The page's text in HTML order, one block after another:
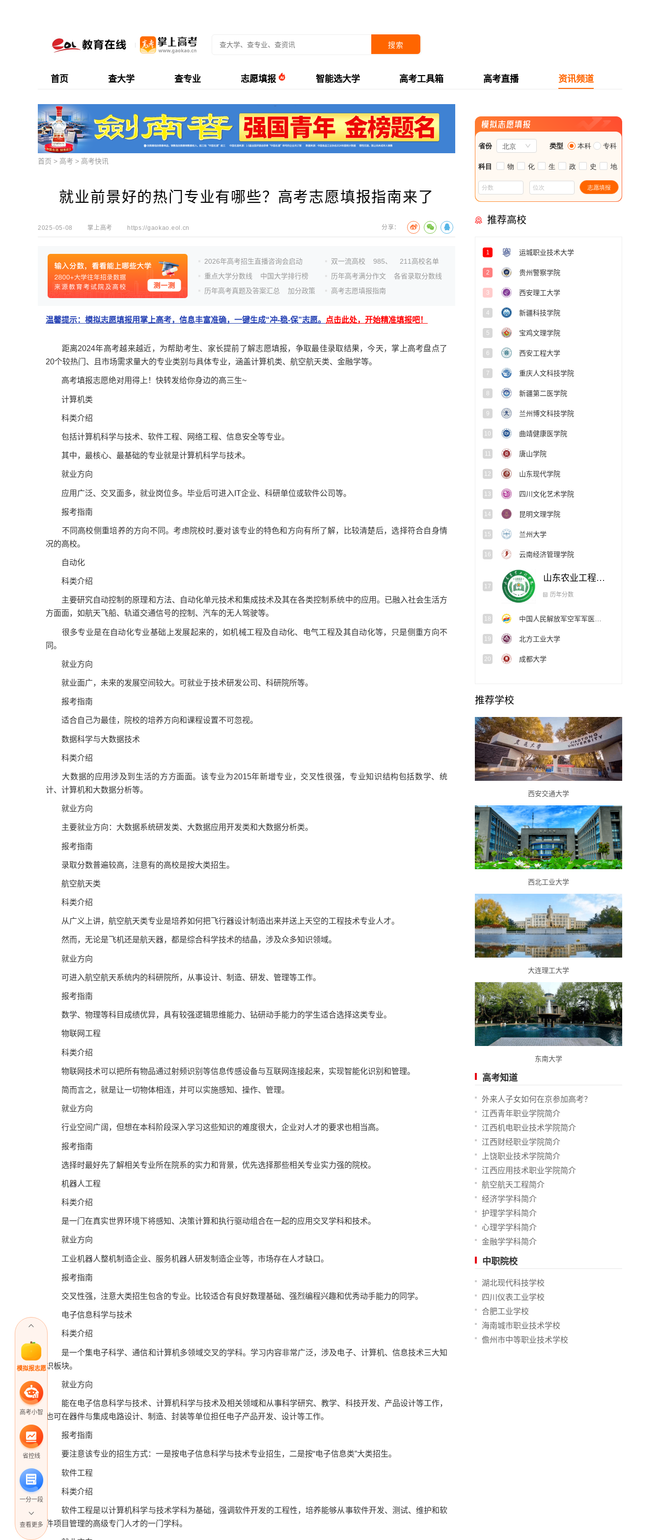
搜索
首页 查大学 查专业 志愿填报 智能选大学 高考工具箱 高考直播 资讯频道
模拟报志愿
高考小智
省控线
一分一段
查看更多
首页 > 高考 > 高考快讯
就业前景好的热门专业有哪些？高考志愿填报指南来了
2025-05-08 掌上高考 https://gaokao.eol.cn 分享：
2026年高考招生直播咨询会启动
重点大学分数线
中国大学排行榜
历年高考真题及答案汇总
加分政策
双一流高校 985、
211高校名单
历年高考满分作文
各省录取分数线
高考志愿填报指南
温馨提示：模拟志愿填报用掌上高考，信息丰富准确，一键生成“冲-稳-保”志愿。 点击此处，开始精准填报吧！
距离2024年高考越来越近，为帮助考生、家长提前了解志愿填报，争取最佳录取结果，今天，掌上高考盘点了
20个较热门、且市场需求量大的专业类别与具体专业，涵盖计算机类、航空航天类、金融学等。
高考填报志愿绝对用得上！快转发给你身边的高三生~
计算机类
科类介绍
包括计算机科学与技术、软件工程、网络工程、信息安全等专业。
其中，最核心、最基础的专业就是计算机科学与技术。
就业方向
应用广泛、交叉面多，就业岗位多。毕业后可进入IT企业、科研单位或软件公司等。
报考指南
不同高校侧重培养的方向不同。考虑院校时,要对该专业的特色和方向有所了解，比较清楚后，选择符合自身情
况的高校。
自动化
科类介绍
主要研究自动控制的原理和方法、自动化单元技术和集成技术及其在各类控制系统中的应用。已融入社会生活方
方面面，如航天飞船、轨道交通信号的控制、汽车的无人驾驶等。
很多专业是在自动化专业基础上发展起来的，如机械工程及自动化、电气工程及其自动化等，只是侧重方向不
同。
就业方向
就业面广，未来的发展空间较大。可就业于技术研发公司、科研院所等。
报考指南
适合自己为最佳，院校的培养方向和课程设置不可忽视。
数据科学与大数据技术
科类介绍
大数据的应用涉及到生活的方方面面。该专业为2015年新增专业，交叉性很强，专业知识结构包括数学、统
计、计算机和大数据分析等。
就业方向
主要就业方向：大数据系统研发类、大数据应用开发类和大数据分析类。
报考指南
录取分数普遍较高，注意有的高校是按大类招生。
航空航天类
科类介绍
从广义上讲，航空航天类专业是培养如何把飞行器设计制造出来并送上天空的工程技术专业人才。
然而，无论是飞机还是航天器，都是综合科学技术的结晶，涉及众多知识领域。
就业方向
可进入航空航天系统内的科研院所，从事设计、制造、研发、管理等工作。
报考指南
数学、物理等科目成绩优异，具有较强逻辑思维能力、钻研动手能力的学生适合选择这类专业。
物联网工程
科类介绍
物联网技术可以把所有物品通过射频识别等信息传感设备与互联网连接起来，实现智能化识别和管理。
简而言之，就是让一切物体相连，并可以实施感知、操作、管理。
就业方向
行业空间广阔，但想在本科阶段深入学习这些知识的难度很大，企业对人才的要求也相当高。
报考指南
选择时最好先了解相关专业所在院系的实力和背景，优先选择那些相关专业实力强的院校。
机器人工程
科类介绍
是一门在真实世界环境下将感知、决策计算和执行驱动组合在一起的应用交叉学科和技术。
就业方向
工业机器人整机制造企业、服务机器人研发制造企业等，市场存在人才缺口。
报考指南
交叉性强，注意大类招生包含的专业。比较适合有良好数理基础、强烈编程兴趣和优秀动手能力的同学。
电子信息科学与技术
科类介绍
是一个集电子科学、通信和计算机多领域交叉的学科。学习内容非常广泛，涉及电子、计算机、信息技术三大知
识板块。
就业方向
能在电子信息科学与技术、计算机科学与技术及相关领域和从事科学研究、教学、科技开发、产品设计等工作，
也可在器件与集成电路设计、制造、封装等单位担任电子产品开发、设计等工作。
报考指南
要注意该专业的招生方式：一是按电子信息科学与技术专业招生，二是按“电子信息类”大类招生。
软件工程
科类介绍
软件工程是以计算机科学与技术学科为基础，强调软件开发的工程性，培养能够从事软件开发、测试、维护和软
件项目管理的高级专门人才的一门学科。
推荐高校
1 运城职业技术大学
2 贵州警察学院
3 西安理工大学
4 新疆科技学院
5 宝鸡文理学院
6 西安工程大学
7 重庆人文科技学院
8 新疆第二医学院
9 兰州博文科技学院
10 曲靖健康医学院
11 唐山学院
12 山东现代学院
13 四川文化艺术学院
14 昆明文理学院
15 兰州大学
16 云南经济管理学院
山东农业工程学院
历年分数
19 北方工业大学
20 成都大学
推荐学校
西安交通大学
西北工业大学
大连理工大学
东南大学
高考知道
外来人子女如何在京参加高考？
江西青年职业学院简介
江西机电职业技术学院简介
江西财经职业学院简介
上饶职业技术学院简介
江西应用技术职业学院简介
航空航天工程简介
经济学学科简介
护理学学科简介
心理学学科简介
金融学学科简介
中职院校
湖北现代科技学校
四川仪表工业学校
合肥工业学校
海南城市职业技术学校
儋州市中等职业技术学校